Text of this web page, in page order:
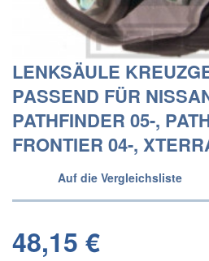
LENKSÄULE
PASSEND FÜR
PATHFINDER 05-,
FRONTIER 04-,
Auf die Vergleichsliste
48,15 €